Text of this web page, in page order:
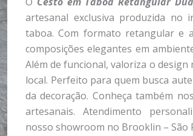
artesanal exclusiva produzida no
taboa. Com formato retangular e
composições elegantes em
Além de funcional, valoriza o
local. Perfeito para quem busca
da decoração. Conheça também
artesanais. Atendimento
nosso showroom no Brooklin – São